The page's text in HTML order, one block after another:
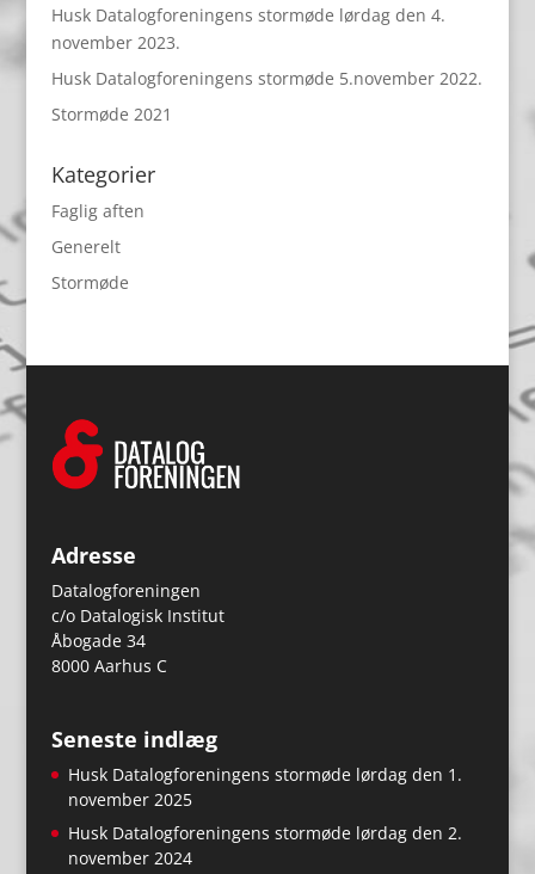
Husk Datalogforeningens stormøde lørdag den 4.
november 2023.
Husk Datalogforeningens stormøde 5.november 2022.
Stormøde 2021
Kategorier
Faglig aften
Generelt
Stormøde
Adresse
Datalogforeningen
c/o Datalogisk Institut
Åbogade 34
8000 Aarhus C
Seneste indlæg
Husk Datalogforeningens stormøde lørdag den 1.
november 2025
Husk Datalogforeningens stormøde lørdag den 2.
november 2024